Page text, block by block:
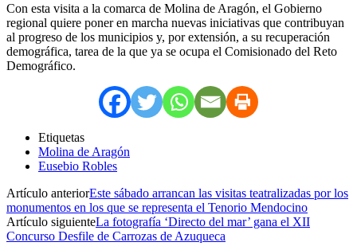
Con esta visita a la comarca de Molina de Aragón, el Gobierno
regional quiere poner en marcha nuevas iniciativas que contribuyan
al progreso de los municipios y, por extensión, a su recuperación
demográfica, tarea de la que ya se ocupa el Comisionado del Reto
Demográfico.
Etiquetas
Molina de Aragón
Eusebio Robles
Artículo anteriorEste sábado arrancan las visitas teatralizadas por los
monumentos en los que se representa el Tenorio Mendocino
Artículo siguienteLa fotografía ‘Directo del mar’ gana el XII
Concurso Desfile de Carrozas de Azuqueca